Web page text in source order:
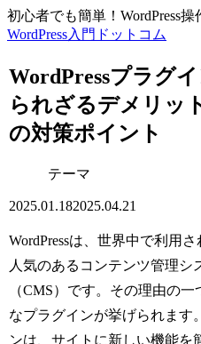
初心者でも簡単！WordPress操
WordPress入門ドットコム
WordPressプラグ
られざるデメリッ
の対策ポイント
テーマ
2025.01.182025.04.21
WordPressは、世界中で利用さ
人気のあるコンテンツ管理シ
（CMS）です。その理由の一
なプラグインが挙げられます
ンは、サイトに新しい機能を